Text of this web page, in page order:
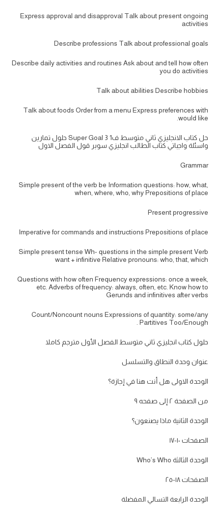
Express approval and disapproval Talk about present ongoing
activities
Describe professions Talk about professional goals
Describe daily activities and routines Ask about and tell how often
you do activities
Talk about abilities Describe hobbies
Talk about foods Order from a menu Express preferences with
would like.
حل كتاب الانجليزي ثاني متوسط ف1 Super Goal 3 حلول تمارين
واسئلة واجباتي كتاب الطالب انجليزي سوبر قول الفصل الاول
Grammar
Simple present of the verb be Information questions: how, what,
when, where, who, why Prepositions of place
Present progressive
Imperative for commands and instructions Prepositions of place
Simple present tense Wh- questions in the simple present Verb
want + infinitive Relative pronouns: who, that, which
Questions with how often Frequency expressions: once a week,
etc. Adverbs of frequency: always, often, etc. Know how to
Gerunds and infinitives after verbs
Count/Noncount nouns Expressions of quantity: some/any
Partitives Too/Enough .
حلول كتاب انجليزي ثاني متوسط الفصل الأول مترجم كاملا
عنوان وحدة النطاق والتسلسل
الوحدة الاولى هل أنت هنا في إجازة؟
من الصفحة ٢ إلى صفحه ٩
الوحدة الثانية ماذا يصنعون؟
الصفحات ١٠-١٧
الوحدة الثالثة Who’s Who
الصفحات ١٨-٢٥
الوحدة الرابعة التسالي المفضلة